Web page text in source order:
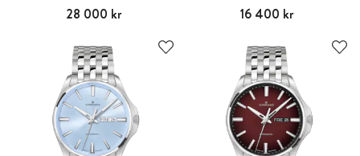
Pris:28 000 kr
28 000 kr
Pris: 16 400 kr
16 400 kr